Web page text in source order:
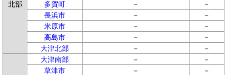
北部
多賀町
－
－
長浜市
－
－
米原市
－
－
高島市
－
－
大津北部
－ －
大津南部 －
－
草津市
－
－